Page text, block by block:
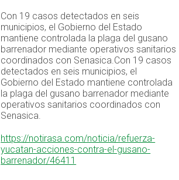
Con 19 casos detectados en seis
municipios, el Gobierno del Estado
mantiene controlada la plaga del gusano
barrenador mediante operativos sanitarios
coordinados con Senasica.Con 19 casos
detectados en seis municipios, el
Gobierno del Estado mantiene controlada
la plaga del gusano barrenador mediante
operativos sanitarios coordinados con
Senasica.
https://notirasa.com/noticia/refuerza-
yucatan-acciones-contra-el-gusano-
barrenador/46411